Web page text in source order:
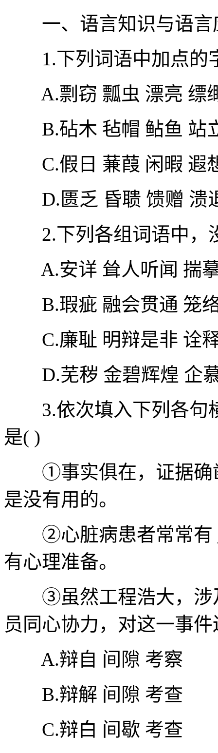
一、语言知识与语言
1.下列词语中加点的
A.剽窃 瓢虫 漂亮 缥
B.砧木 毡帽 鲇鱼 站
C.假日 蒹葭 闲暇 遐
D.匮乏 昏聩 馈赠 溃
2.下列各组词语中，
A.安详 耸人听闻 揣
B.瑕疵 融会贯通 笼
C.廉耻 明辩是非 诠
D.芜秽 金碧辉煌 企
3.依次填入下列各句
是( )
①事实俱在，证据确凿
是没有用的。
②心脏病患者常常有
有心理准备。
③虽然工程浩大，涉
员同心协力，对这一事
A.辩自 间隙 考察
B.辩解 间隙 考查
C.辩白 间歇 考查